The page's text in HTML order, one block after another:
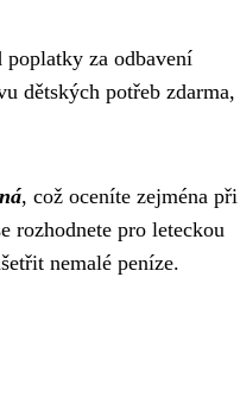
za odbavení
dětských potřeb zdarma,
, což oceníte zejména při
rozhodnete pro leteckou
nemalé peníze.